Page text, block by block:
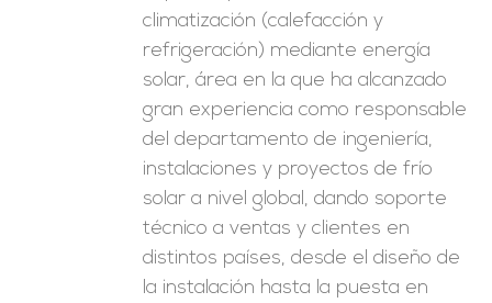
climatización (calefacción y
refrigeración) mediante energía
solar, área en la que ha alcanzado
gran experiencia como responsable
del departamento de ingeniería,
instalaciones y proyectos de frío
solar a nivel global, dando soporte
técnico a ventas y clientes en
distintos países, desde el diseño de
la instalación hasta la puesta en